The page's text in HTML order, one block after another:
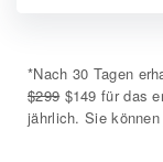
*Nach 30 Tagen
$299$149 für das
jährlich. Sie